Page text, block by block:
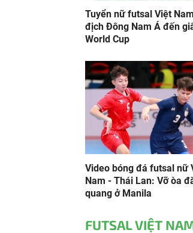
Tuyển nữ futsal Việt
địch Đông Nam Á đến
World Cup
Video bóng đá futsal nữ
Nam - Thái Lan: Vỡ òa
quang ở Manila
FUTSAL VIỆT